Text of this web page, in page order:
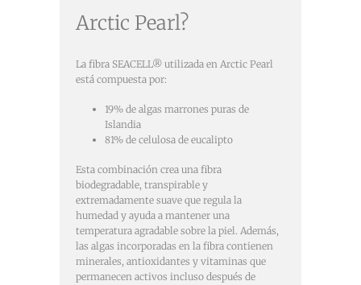
Arctic Pearl?
La fibra SEACELL® utilizada en Arctic Pearl
está compuesta por:
19% de algas marrones puras de
Islandia
81% de celulosa de eucalipto
Esta combinación crea una fibra
biodegradable, transpirable y
extremadamente suave que regula la
humedad y ayuda a mantener una
temperatura agradable sobre la piel. Además,
las algas incorporadas en la fibra contienen
minerales, antioxidantes y vitaminas que
permanecen activos incluso después de